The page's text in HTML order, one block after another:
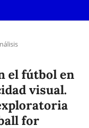
el fútbol en
visual.
for